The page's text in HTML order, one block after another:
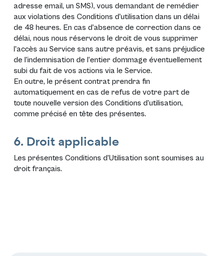
adresse email, un SMS), vous demandant de remédier
aux violations des Conditions d’utilisation dans un délai
de 48 heures. En cas d’absence de correction dans ce
délai, nous nous réservons le droit de vous supprimer
l’accès au Service sans autre préavis, et sans préjudice
de l’indemnisation de l’entier dommage éventuellement
subi du fait de vos actions via le Service.
En outre, le présent contrat prendra fin
automatiquement en cas de refus de votre part de
toute nouvelle version des Conditions d’utilisation,
comme précisé en tête des présentes.
6. Droit applicable
Les présentes Conditions d’Utilisation sont soumises au
droit français.